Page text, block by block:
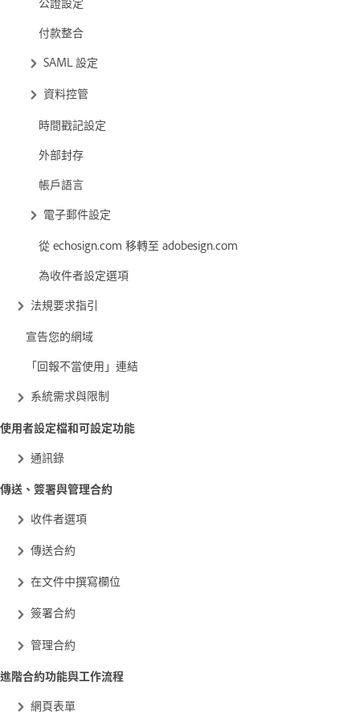
付款整合
SAML 設定
資料控管
時間戳記設定
外部封存
帳戶語言
電子郵件設定
從 echosign.com 移轉至 adobesign.com
為收件者設定選項
法規要求指引
宣告您的網域
「回報不當使用」連結
系統需求與限制
使用者設定檔和可設定功能
通訊錄
傳送、簽署與管理合約
收件者選項
傳送合約
在文件中撰寫欄位
簽署合約
管理合約
進階合約功能與工作流程
網頁表單